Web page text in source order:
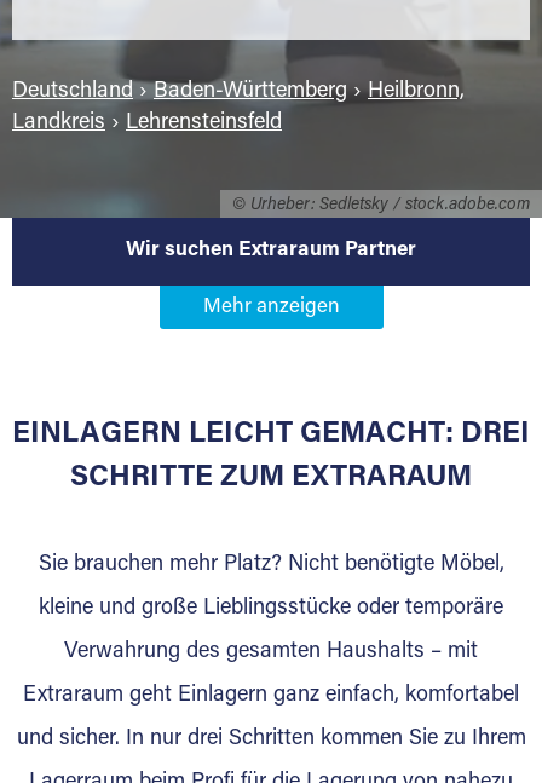
© Urheber: Sedletsky / stock.adobe.com
Deutschland › Baden-Württemberg›Heilbronn,
Landkreis › Lehrensteinsfeld
Wir suchen Extraraum Partner
Werden Sie Extraraum Partner in
Sie bieten Kunden Lagerraum zur Miete, der
für die Einlagerung von Umzugsgut gebaut
Lagerkunden und Vermietungen.
Ihre Vorteile als Extraraum Partner:
Marktgerechte Preise
Digitale Buchungsplattform
Gewinnung von Neukunden
EINLAGERN LEICHT GEMACHT: DREI
SCHRITTE ZUM EXTRARAUM
Sie brauchen mehr Platz? Nicht benötigte Möbel,
kleine und große Lieblingsstücke oder temporäre
Verwahrung des gesamten Haushalts – mit
Extraraum geht Einlagern ganz einfach, komfortabel
und sicher. In nur drei Schritten kommen Sie zu Ihrem